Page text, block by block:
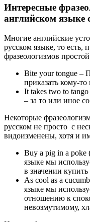
Интересные
английском языке
Многие английские
русском языке, то есть,
фразеологизмов
Bite your tongue –
приказать кому-то
It takes two to
– за то или иное
Некоторые
русском не просто с
видоизменены, хотя и
Buy a pig in a poke
языке мы
в значении купить
Аs cool as a
языке мы
отношению к
невозмутимому,